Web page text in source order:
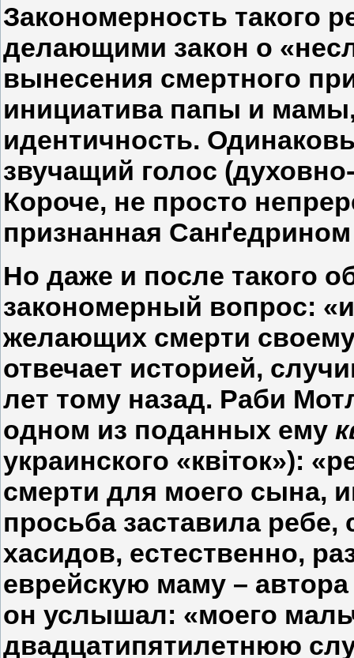
Закономерность такого
делающими закон о
вынесения смертного
инициатива папы и
идентичность.
звучащий голос
Короче, не просто
признанная
Но даже и после такого
закономерный вопрос:
желающих смерти
отвечает историей,
лет тому назад. Раби
одном из поданных ему
украинского «квіток»):
смерти для моего сына,
просьба заставила
хасидов, естественно,
еврейскую маму –
он услышал: «моего
двадцатипятилетнюю